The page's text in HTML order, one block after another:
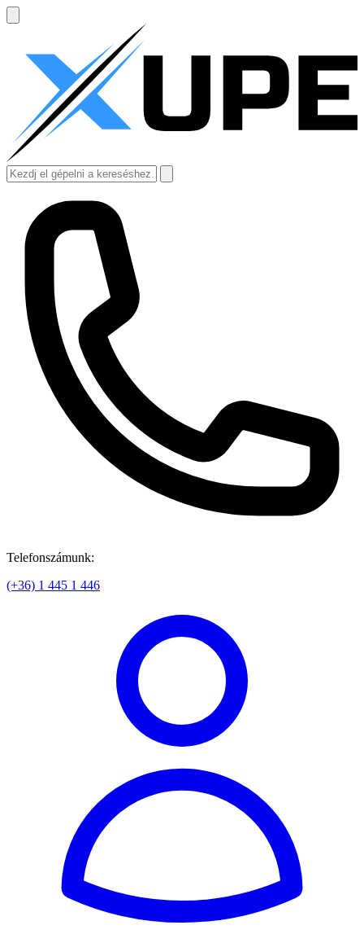
Telefonszámunk:
(+36) 1 445 1 446